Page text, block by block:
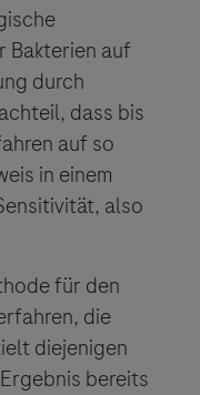
Bakterien auf
durch
dass bis
auf so
in einem
also
für den
die
diejenigen
bereits
Servicegedankens
Inhalt von
für
ab.